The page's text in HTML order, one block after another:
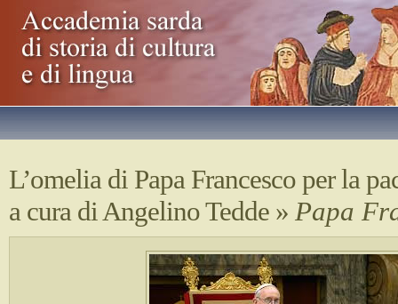
L’omelia di Papa Francesco per la
a cura di Angelino Tedde » Papa